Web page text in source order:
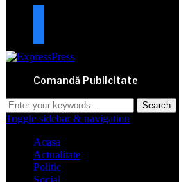
Comandă Publicitate
Toggle sidebar & navigation
Acasa
Actualitate
Politic
Social